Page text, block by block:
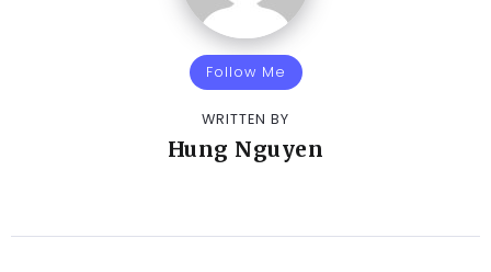
Follow Me
WRITTEN BY
Hung Nguyen